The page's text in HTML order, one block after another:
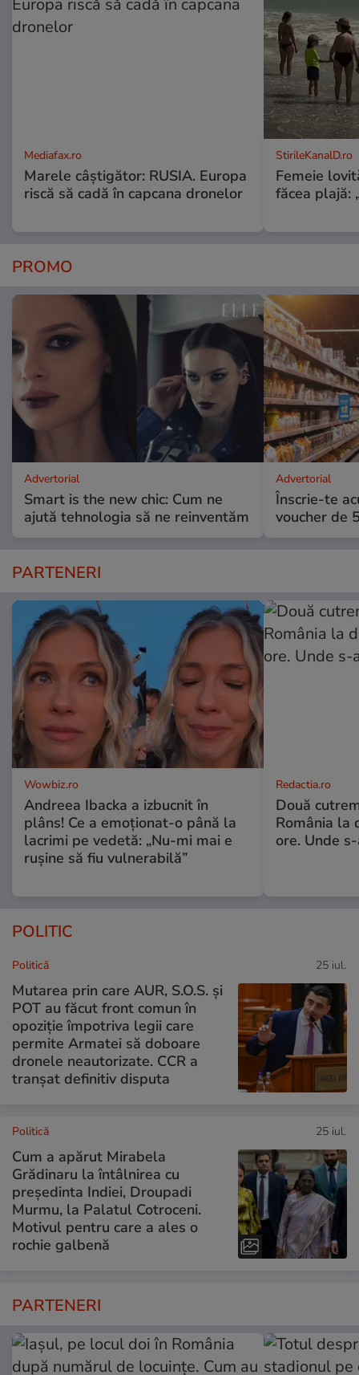
Mediafax.ro
Marele câștigător: RUSIA. Europa
riscă să cadă în capcana dronelor
StirileKanalD.ro
Femeie
făcea plajă:
PROMO
Advertorial
Smart is the new chic: Cum ne
ajută tehnologia să ne reinventăm
Advertorial
Înscrie-te
voucher de
PARTENERI
Wowbiz.ro
Andreea Ibacka a izbucnit în
plâns! Ce a emoționat-o până la
lacrimi pe vedetă: „Nu-mi mai e
rușine să fiu vulnerabilă”
Redactia.ro
Două
România la
ore. Unde
POLITIC
Politică 25 iul.
Mutarea prin care AUR, S.O.S. și
POT au făcut front comun în
opoziție împotriva legii care
permite Armatei să doboare
dronele neautorizate. CCR a
tranșat definitiv disputa
Politică 25 iul.
Cum a apărut Mirabela
Grădinaru la întâlnirea cu
președinta Indiei, Droupadi
Murmu, la Palatul Cotroceni.
Motivul pentru care a ales o
rochie galbenă
PARTENERI